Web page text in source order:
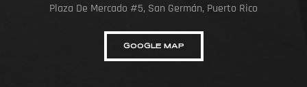
Plaza De Mercado #5, San Germán, Puerto Rico
GOOGLE MAP